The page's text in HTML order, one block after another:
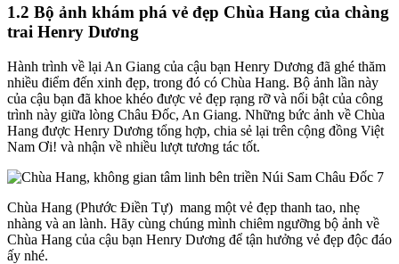
1.2 Bộ ảnh khám phá vẻ đẹp Chùa Hang của chàng
trai Henry Dương
Hành trình về lại An Giang của cậu bạn Henry Dương đã ghé thăm
nhiều điểm đến xinh đẹp, trong đó có Chùa Hang. Bộ ảnh lần này
của cậu bạn đã khoe khéo được vẻ đẹp rạng rỡ và nổi bật của công
trình này giữa lòng Châu Đốc, An Giang. Những bức ảnh về Chùa
Hang được Henry Dương tổng hợp, chia sẻ lại trên cộng đồng Việt
Nam Ơi! và nhận về nhiều lượt tương tác tốt.
Chùa Hang (Phước Điền Tự) mang một vẻ đẹp thanh tao, nhẹ
nhàng và an lành. Hãy cùng chúng mình chiêm ngưỡng bộ ảnh về
Chùa Hang của cậu bạn Henry Dương để tận hưởng vẻ đẹp độc đáo
ấy nhé.